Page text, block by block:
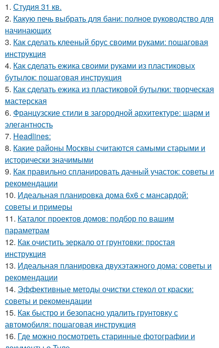
1. Студия 31 кв.
2. Какую печь выбрать для бани: полное руководство для
начинающих
3. Как сделать клееный брус своими руками: пошаговая
инструкция
4. Как сделать ежика своими руками из пластиковых
бутылок: пошаговая инструкция
5. Как сделать ежика из пластиковой бутылки: творческая
мастерская
6. Французские стили в загородной архитектуре: шарм и
элегантность
7. Headlines:
8. Какие районы Москвы считаются самыми старыми и
исторически значимыми
9. Как правильно спланировать дачный участок: советы и
рекомендации
10. Идеальная планировка дома 6х6 с мансардой:
советы и примеры
11. Каталог проектов домов: подбор по вашим
параметрам
12. Как очистить зеркало от грунтовки: простая
инструкция
13. Идеальная планировка двухэтажного дома: советы и
рекомендации
14. Эффективные методы очистки стекол от краски:
советы и рекомендации
15. Как быстро и безопасно удалить грунтовку с
автомобиля: пошаговая инструкция
16. Где можно посмотреть старинные фотографии и